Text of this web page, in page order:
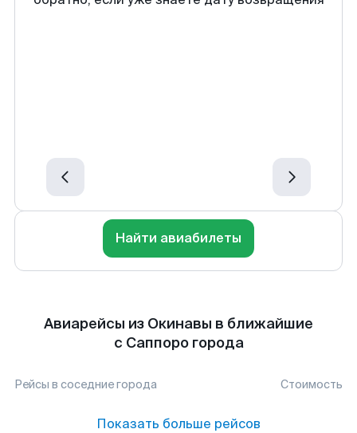
Найти авиабилеты
Авиарейсы из Окинавы в ближайшие
с Саппоро города
Рейсы в соседние города Стоимость
Показать больше рейсов